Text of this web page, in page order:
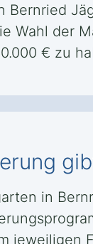
Bernried
Wahl der
€ zu
in
jeweiligen